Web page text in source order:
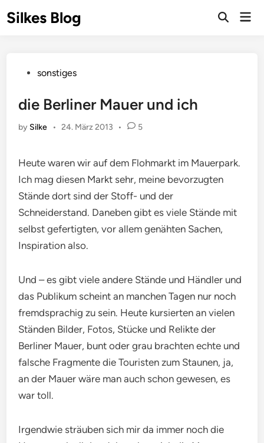
toSilkes Blog
Postedsonstiges
die Berliner Mauer und ich
by Silke • 24. März 2013 • 5
Heute waren wir auf dem Flohmarkt im Mauerpark.
Ich mag diesen Markt sehr, meine bevorzugten
Stände dort sind der Stoff- und der
Schneiderstand. Daneben gibt es viele Stände mit
selbst gefertigten, vor allem genähten Sachen,
Inspiration also.
Und – es gibt viele andere Stände und Händler und
das Publikum scheint an manchen Tagen nur noch
fremdsprachig zu sein. Heute kursierten an vielen
Ständen Bilder, Fotos, Stücke und Relikte der
Berliner Mauer, bunt oder grau brachten echte und
falsche Fragmente die Touristen zum Staunen, ja,
an der Mauer wäre man auch schon gewesen, es
war toll.
Irgendwie sträuben sich mir da immer noch die